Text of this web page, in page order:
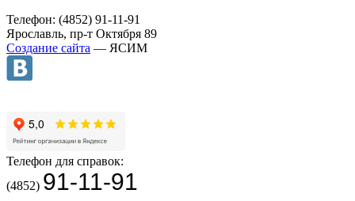
Телефон: (4852) 91-11-91
Ярославль, пр-т Октября 89
Создание сайта — ЯСИМ
Телефон для справок:
(4852) 91-11-91